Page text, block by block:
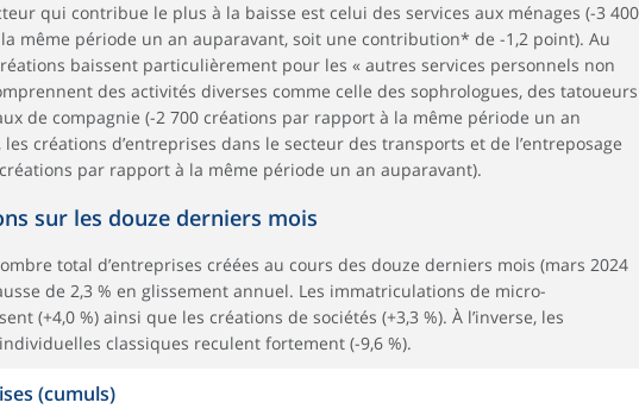
qui contribue le plus à la baisse est celui des services aux ménages (-3 400
même période un an auparavant, soit une contribution* de -1,2 point). Au
baissent particulièrement pour les « autres services personnels non
des activités diverses comme celle des sophrologues, des tatoueurs
de compagnie (-2 700 créations par rapport à la même période un an
les créations d’entreprises dans le secteur des transports et de l’entreposage
par rapport à la même période un an auparavant).
sur les douze derniers mois
total d’entreprises créées au cours des douze derniers mois (mars 2024
de 2,3 % en glissement annuel. Les immatriculations de micro-
(+4,0 %) ainsi que les créations de sociétés (+3,3 %). À l’inverse, les
classiques reculent fortement (-9,6 %).
(cumuls)